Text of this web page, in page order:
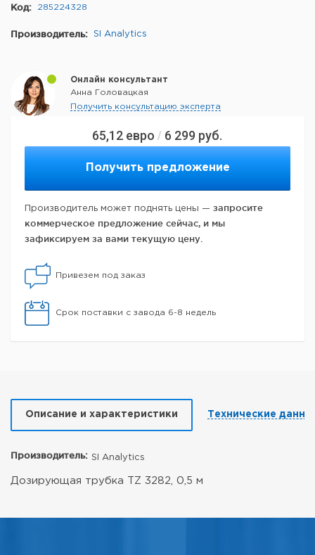
65,12 евро / 6 299 руб.
Получить предложение
Производитель может поднять цены — запросите
коммерческое предложение сейчас, и мы
зафиксируем за вами текущую цену.
Привезем под заказ
Срок поставки с завода 6-8 недель
Код: 285224328
Производитель: SI Analytics
Онлайн консультант
Анна Головацкая
Получить консультацию эксперта
Описание и характеристики Технические
Производитель: SI Analytics
Дозирующая трубка TZ 3282, 0,5 м